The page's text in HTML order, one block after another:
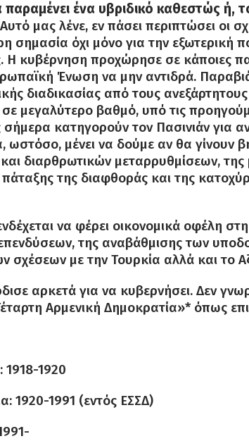
παραμένει ένα υβριδικό καθεστώς ή,
Αυτό μας λένε, εν πάσει περιπτώσει οι
σημασία όχι μόνο για την εξωτερική
κυβέρνηση προχώρησε σε κάποιες
Ένωση να μην αντιδρά.
διαδικασίας από τους
μεγαλύτερο βαθμό, υπό τις
σήμερα κατηγορούν τον Πασινιάν για
ωστόσο, μένει να δούμε αν θα γίνουν
διαρθρωτικών μεταρρυθμίσεων,
της διαφθοράς και της
να φέρει οικονομικά οφέλη
της αναβάθμισης των
σχέσεων με την Τουρκία αλλά και το
αρκετά για να κυβερνήσει. Δεν
Αρμενική Δημοκρατία»* όπως
1920
1920-1991 (εντός ΕΣΣΔ)